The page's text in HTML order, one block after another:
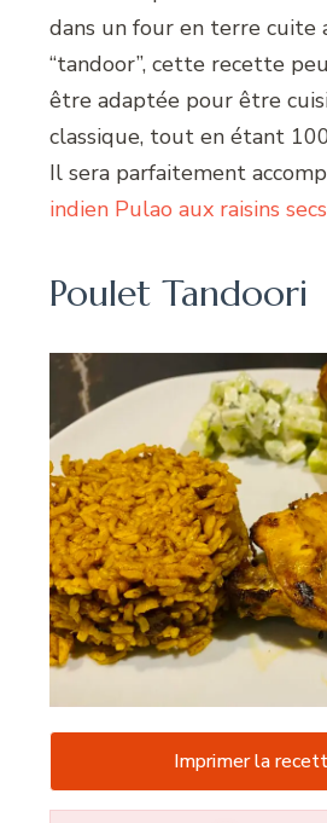
dans un four en terre cuite
“tandoor”, cette recette
être adaptée pour être
classique, tout en étant
Il sera parfaitement
indien Pulao aux raisins
Poulet Tandoori
Imprimer la